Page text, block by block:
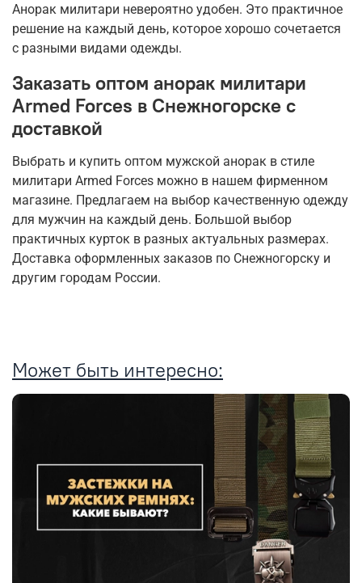
Анорак милитари невероятно удобен. Это практичное
решение на каждый день, которое хорошо сочетается
с разными видами одежды.
Заказать оптом анорак милитари
Armed Forces в Снежногорске с
доставкой
Выбрать и купить оптом мужской анорак в стиле
милитари Armed Forces можно в нашем фирменном
магазине. Предлагаем на выбор качественную одежду
для мужчин на каждый день. Большой выбор
практичных курток в разных актуальных размерах.
Доставка оформленных заказов по Снежногорску и
другим городам России.
Может быть интересно: